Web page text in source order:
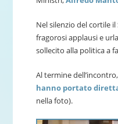
Nel silenzio del cortile
fragorosi applausi e
sollecito alla politica a
Al termine
hanno portato
nella foto).